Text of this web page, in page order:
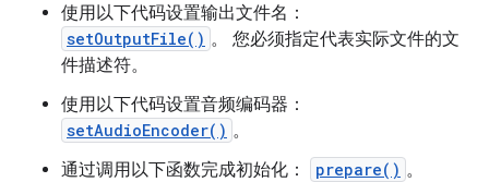
使用以下代码设置输出文件名：
setOutputFile() 。 您必须指定代表实际文件的文
件描述符。
使用以下代码设置音频编码器：
setAudioEncoder() 。
通过调用以下函数完成初始化：
prepare() 。